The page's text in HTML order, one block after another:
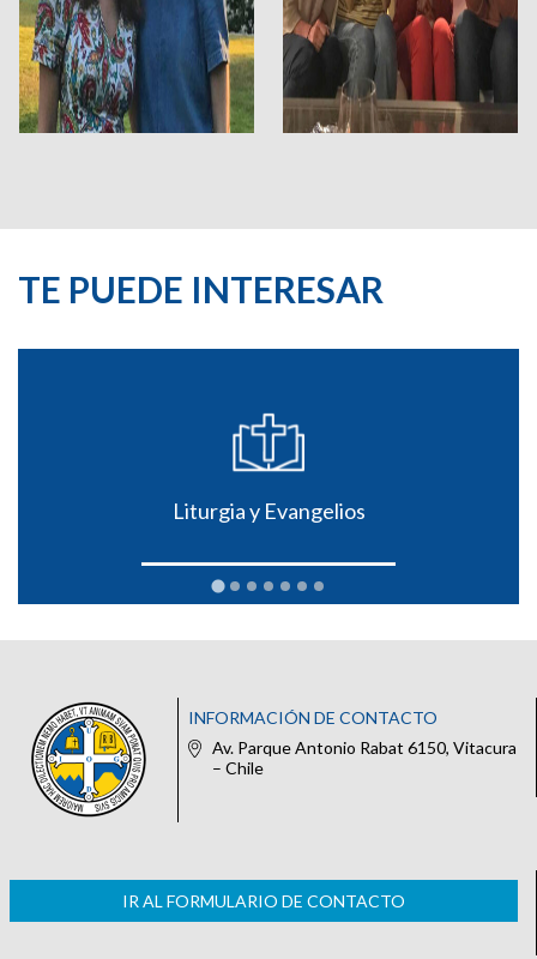
TE PUEDE INTERESAR
Liturgia y Evangelios
INFORMACIÓN DE CONTACTO
Av. Parque Antonio Rabat 6150, Vitacura
– Chile
IR AL FORMULARIO DE CONTACTO